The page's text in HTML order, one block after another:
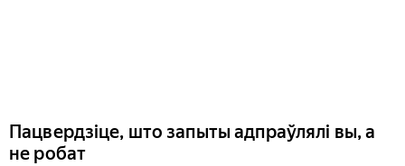
Пацвердзіце, што запыты адпраўлялі вы, а
не робат